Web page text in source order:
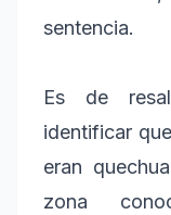
sentencia.
Es de
identificar
eran
zona